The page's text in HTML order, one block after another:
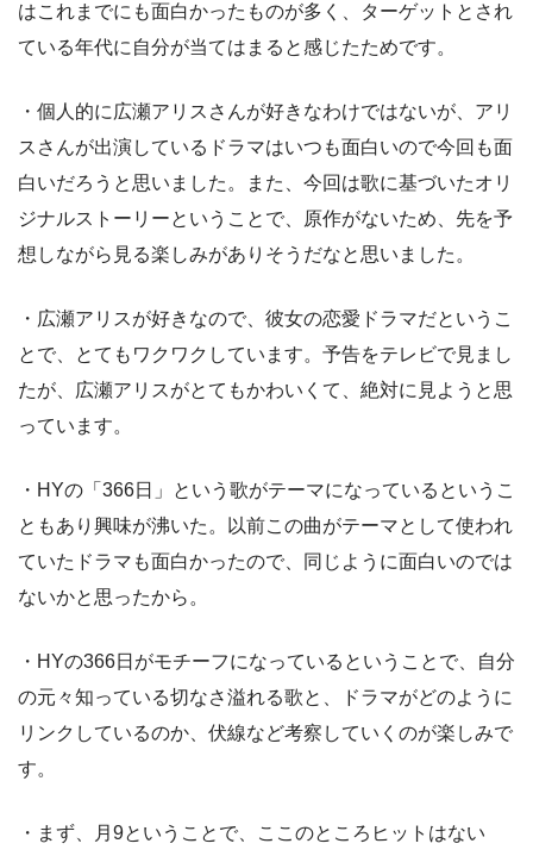
はこれまでにも面白かったものが多く、ターゲットとされ
ている年代に自分が当てはまると感じたためです。
・個人的に広瀬アリスさんが好きなわけではないが、アリ
スさんが出演しているドラマはいつも面白いので今回も面
白いだろうと思いました。また、今回は歌に基づいたオリ
ジナルストーリーということで、原作がないため、先を予
想しながら見る楽しみがありそうだなと思いました。
・広瀬アリスが好きなので、彼女の恋愛ドラマだというこ
とで、とてもワクワクしています。予告をテレビで見まし
たが、広瀬アリスがとてもかわいくて、絶対に見ようと思
っています。
・HYの「366日」という歌がテーマになっているというこ
ともあり興味が沸いた。以前この曲がテーマとして使われ
ていたドラマも面白かったので、同じように面白いのでは
ないかと思ったから。
・HYの366日がモチーフになっているということで、自分
の元々知っている切なさ溢れる歌と、ドラマがどのように
リンクしているのか、伏線など考察していくのが楽しみで
す。
・まず、月9ということで、ここのところヒットはない